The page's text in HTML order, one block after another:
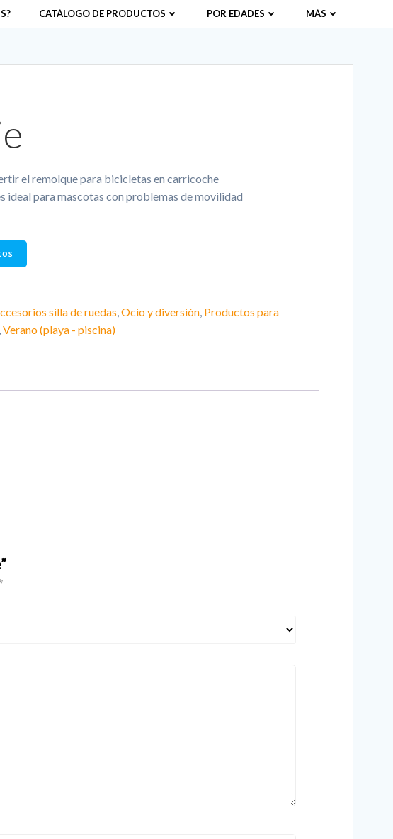
CATÁLOGO DE PRODUCTOS POR EDADES MÁS
el remolque para bicicletas en carricoche
ideal para mascotas con problemas de movilidad
silla de ruedas,Ocio y diversión, Productos para
,Verano (playa - piscina)